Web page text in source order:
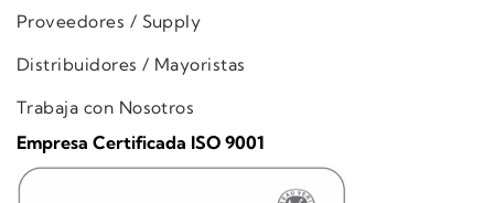
Proveedores / Supply
Distribuidores / Mayoristas
Trabaja con Nosotros
Empresa Certificada ISO 9001